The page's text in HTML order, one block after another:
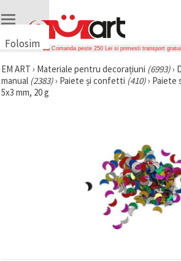
Folosim
uri
🍪 Folosim
cookie-uri
Comanda peste 250 Lei si primesti transport
EM ART › Materiale pentru decorațiuni (6993)›
manual (2383)› Paiete și confetti (410)› Paiete
5x3 mm, 20 g